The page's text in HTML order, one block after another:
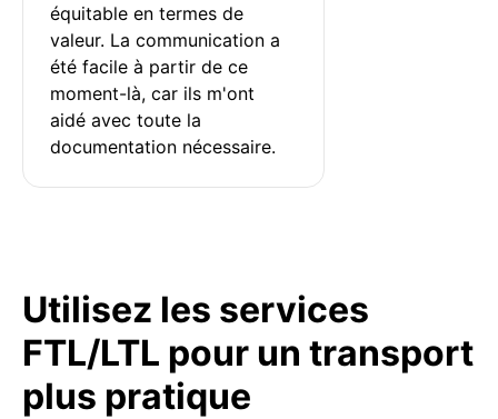
équitable en termes de
valeur. La communication a
été facile à partir de ce
moment-là, car ils m'ont
aidé avec toute la
documentation nécessaire.
Utilisez les services
FTL/LTL pour un transport
plus pratique